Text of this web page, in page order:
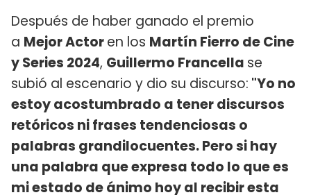
Después de haber ganado el premio
a Mejor Actoren los Martín Fierro de Cine
y Series 2024, Guillermo Francella se
subió al escenario y dio su discurso: "Yo no
estoy acostumbrado a tener discursos
retóricos ni frases tendenciosas o
palabras grandilocuentes. Pero si hay
una palabra que expresa todo lo que es
mi estado de ánimo hoy al recibir esta